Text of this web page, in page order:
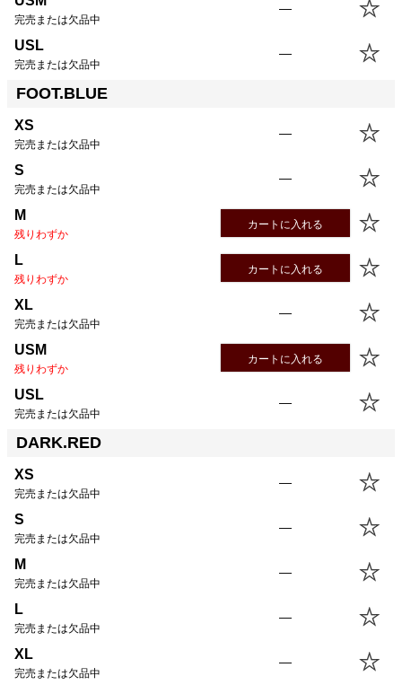
完売または欠品中
—
USL
完売または欠品中
—
FOOT.BLUE
XS
完売または欠品中
—
S
完売または欠品中
—
M
残りわずか
カートに入れる
L
残りわずか
カートに入れる
XL
完売または欠品中
—
USM
残りわずか
カートに入れる
USL
完売または欠品中
—
DARK.RED
XS
完売または欠品中
—
S
完売または欠品中
—
M
完売または欠品中
—
L
完売または欠品中
—
XL
完売または欠品中
—